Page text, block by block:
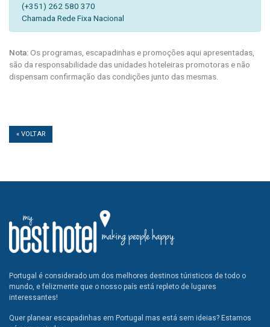
(+351) 262 580 370
Chamada Rede Fixa Nacional
Nota:Os programas, escapadinhas e promoções aqui apresentadas,
são da responsabilidade das unidades hoteleiras promotoras e não
dispensam confirmação das condições junto das mesmas.
« VOLTAR
Portugal é considerado um dos melhores destinos túristicos de todo o
mundo, e felizmente que o nosso país está repleto de lugares
interessantes!
Quer planear escapadinhas em Portugal mas está sem ideias? Estamos